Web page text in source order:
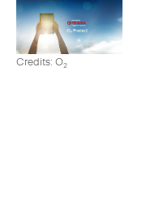
Credits: O2